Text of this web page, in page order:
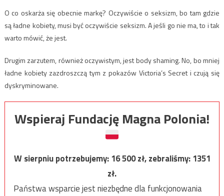
O co oskarża się obecnie markę? Oczywiście o seksizm, bo tam gdzie
są ładne kobiety, musi być oczywiście seksizm. A jeśli go nie ma, to i tak
warto mówić, że jest.
Drugim zarzutem, również oczywistym, jest body shaming. No, bo mniej
ładne kobiety zazdroszczą tym z pokazów Victoria’s Secret i czują się
dyskryminowane.
Wspieraj Fundację Magna Polonia!
W sierpniu potrzebujemy:16 500zł, zebraliśmy:1351
zł.
Państwa wsparcie jest niezbędne dla funkcjonowania